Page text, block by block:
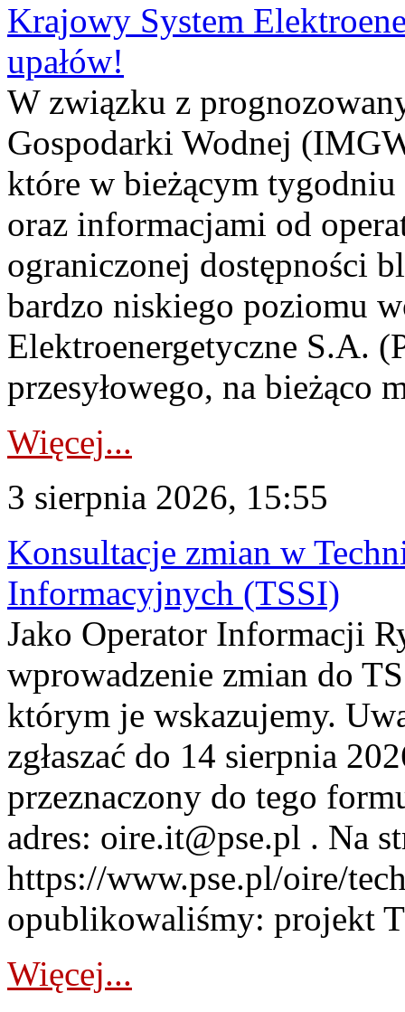
Krajowy System
upałów!
W związku z
Gospodarki Wodnej
które w bieżącym tygodniu
oraz informacjami od
ograniczonej dostępności
bardzo niskiego poziomu
Elektroenergetyczne S.A.
przesyłowego, na bieżąco
Więcej...
3 sierpnia 2026, 15:55
Konsultacje zmian w
Informacyjnych (TSSI)
Jako Operator Informacji
wprowadzenie zmian do
którym je wskazujemy.
zgłaszać do 14 sierpnia
przeznaczony do tego
adres: oire.it@pse.pl . Na
https://www.pse.pl/oire/
opublikowaliśmy: projekt
Więcej...